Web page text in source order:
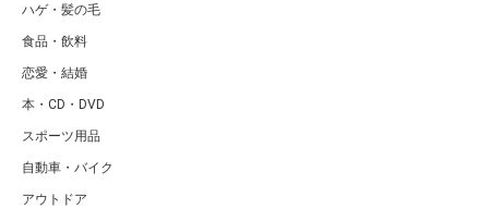
ハゲ・髪の毛
食品・飲料
恋愛・結婚
本・CD・DVD
スポーツ用品
自動車・バイク
アウトドア